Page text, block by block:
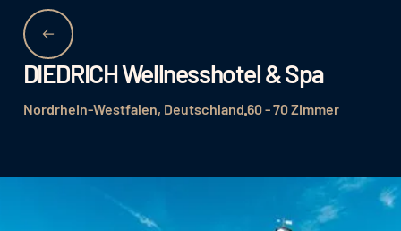
DIEDRICH Wellnesshotel & Spa
Nordrhein-Westfalen, Deutschland 60 - 70 Zimmer